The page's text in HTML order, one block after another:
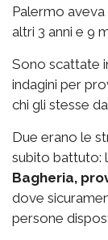
Palermo
altri 3 anni e 9
Sono scattate
indagini per
chi gli stesse
Due erano le
subito battuto:
Bagheria,
dove
persone